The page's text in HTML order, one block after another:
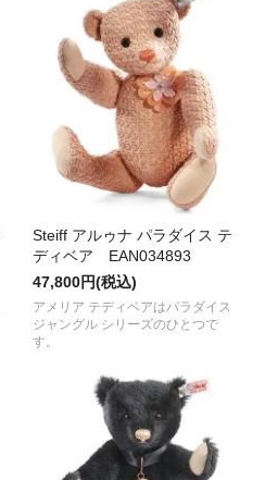
Steiff アルゥナ パラダイス テ
ディベア EAN034893
47,800円(税込)
アメリア テディベアはパラダイス
ジャングル シリーズのひとつで
す。